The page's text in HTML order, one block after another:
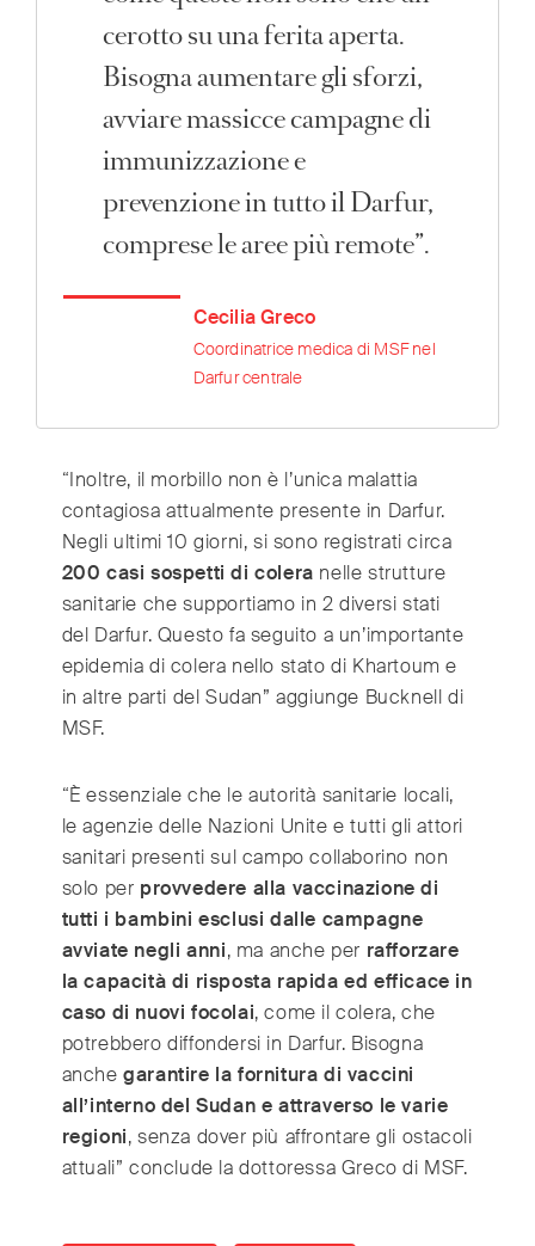
cerotto su una ferita aperta.
Bisogna aumentare gli sforzi,
avviare massicce campagne di
immunizzazione e
prevenzione in tutto il Darfur,
comprese le aree più remote”.
Cecilia Greco
Coordinatrice medica di MSF nel
Darfur centrale
“Inoltre, il morbillo non è l’unica malattia
contagiosa attualmente presente in Darfur.
Negli ultimi 10 giorni, si sono registrati circa
200 casi sospetti di colera nelle strutture
sanitarie che supportiamo in 2 diversi stati
del Darfur. Questo fa seguito a un’importante
epidemia di colera nello stato di Khartoum e
in altre parti del Sudan” aggiunge Bucknell di
MSF.
“È essenziale che le autorità sanitarie locali,
le agenzie delle Nazioni Unite e tutti gli attori
sanitari presenti sul campo collaborino non
solo per provvedere alla vaccinazione di
tutti i bambini esclusi dalle campagne
avviate negli anni, ma anche per rafforzare
la capacità di risposta rapida ed efficace in
caso di nuovi focolai, come il colera, che
potrebbero diffondersi in Darfur. Bisogna
anchegarantire la fornitura di vaccini
all’interno del Sudan e attraverso le varie
regioni, senza dover più affrontare gli ostacoli
attuali” conclude la dottoressa Greco di MSF.